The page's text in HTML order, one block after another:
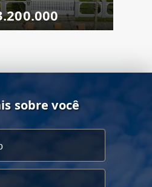
sobre você